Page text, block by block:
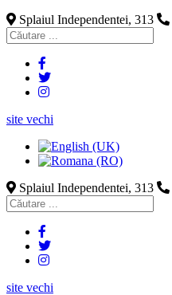
Splaiul Independentei, 313
site vechi
Splaiul Independentei, 313
site vechi